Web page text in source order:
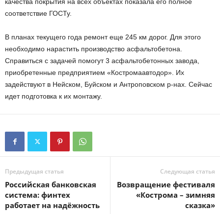
соответствие ГОСТу.
В планах текущего года ремонт еще 245 км дорог. Для этого
необходимо нарастить производство асфальтобетона.
Справиться с задачей помогут 3 асфальтобетонных завода,
приобретенные предприятием «Костромаавтодор». Их
задействуют в Нейском, Буйском и Антроповском р-нах. Сейчас
идет подготовка к их монтажу.
Предыдущая статья
Российская банковская
система: финтех
работает на надёжность
Следующая статья
Возвращение фестиваля
«Кострома – зимняя
сказка»